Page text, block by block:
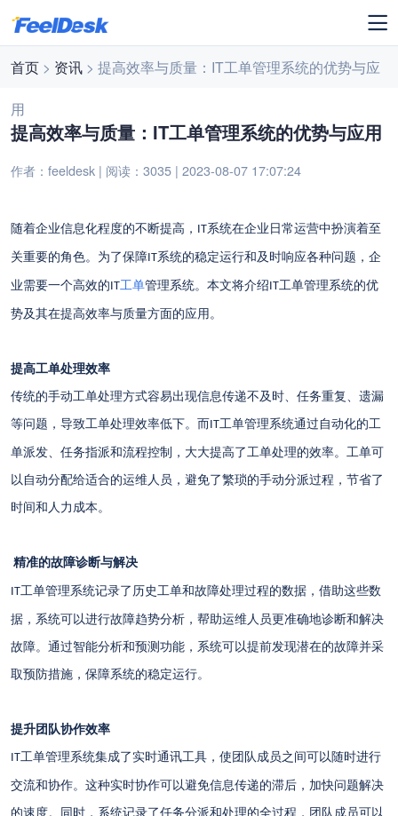
首页 > 资讯 > 提高效率与质量：IT工单管理系统的优势与应
用
提高效率与质量：IT工单管理系统的优势与应用
作者：feeldesk | 阅读：3035 | 2023-08-07 17:07:24
随着企业信息化程度的不断提高， IT系统在企业日常运营中扮演着至
关重要的角色。为了保障IT系统的稳定运行和及时响应各种问题，企
业需要一个高效的IT工单管理系统。本文将介绍IT工单管理系统的优
势及其在提高效率与质量方面的应用。
提高工单处理效率
传统的手动工单处理方式容易出现信息传递不及时、任务重复、遗漏
等问题，导致工单处理效率低下。而 IT工单管理系统通过自动化的工
单派发、任务指派和流程控制，大大提高了工单处理的效率。工单可
以自动分配给适合的运维人员，避免了繁琐的手动分派过程，节省了
时间和人力成本。
精准的故障诊断与解决
IT工单管理系统记录了历史工单和故障处理过程的数据，借助这些数
据，系统可以进行故障趋势分析，帮助运维人员更准确地诊断和解决
故障。通过智能分析和预测功能，系统可以提前发现潜在的故障并采
取预防措施，保障系统的稳定运行。
提升团队协作效率
IT工单管理系统集成了实时通讯工具，使团队成员之间可以随时进行
交流和协作。这种实时协作可以避免信息传递的滞后，加快问题解决
的速度。同时，系统记录了任务分派和处理的全过程，团队成员可以